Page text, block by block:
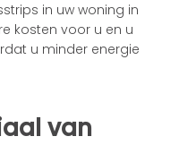
in uw woning in
kosten voor u en u
u minder energie
van